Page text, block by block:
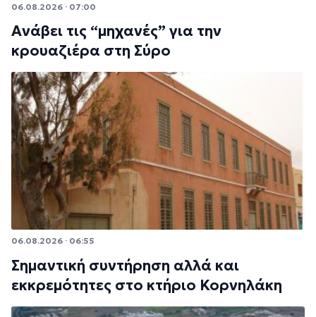
06.08.2026 · 07:00
Ανάβει τις “μηχανές” για την
κρουαζιέρα στη Σύρο
06.08.2026 · 06:55
Σημαντική συντήρηση αλλά και
εκκρεμότητες στο κτήριο Κορνηλάκη